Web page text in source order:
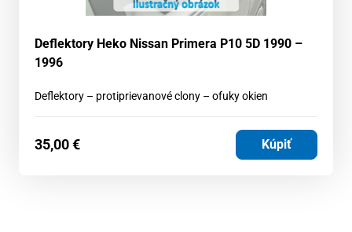
Deflektory Heko Nissan Primera P10 5D 1990 –
1996
Deflektory – protiprievanové clony – ofuky okien
35,00€ Kúpiť